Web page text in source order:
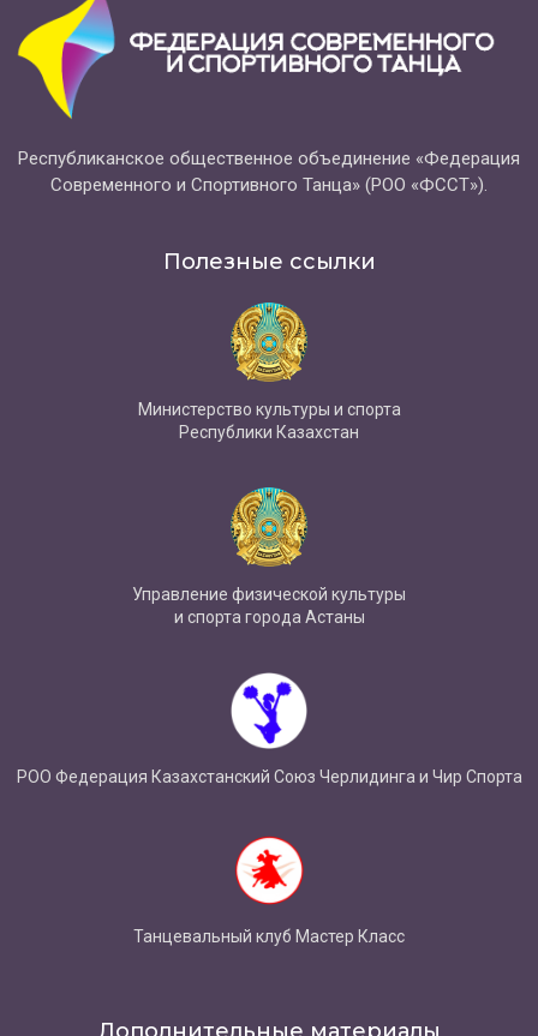
Республиканское общественное объединение «Федерация
Современного и Спортивного Танца» (РОО «ФССТ»).
Полезные ссылки
Министерство культуры и спорта
Республики Казахстан
Управление физической культуры
и спорта города Астаны
РОО Федерация Казахстанский Союз Черлидинга и Чир Спорта
Танцевальный клуб Мастер Класс